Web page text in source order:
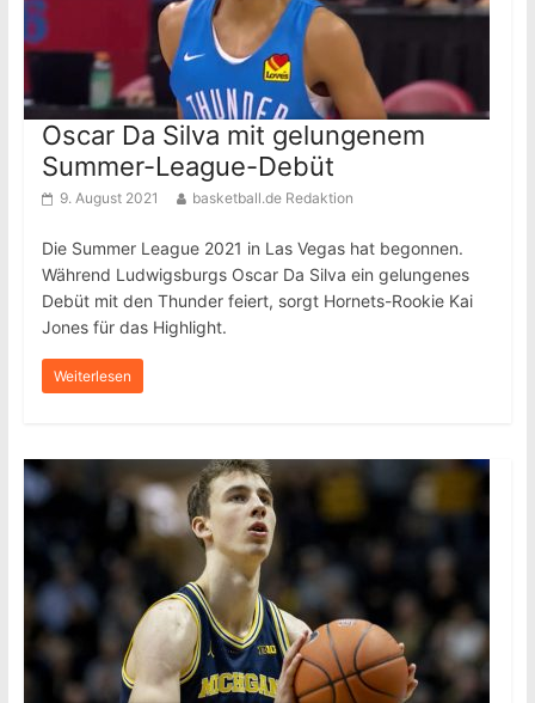
Oscar Da Silva mit gelungenem
Summer-League-Debüt
9. August 2021 basketball.de Redaktion
Die Summer League 2021 in Las Vegas hat begonnen.
Während Ludwigsburgs Oscar Da Silva ein gelungenes
Debüt mit den Thunder feiert, sorgt Hornets-Rookie Kai
Jones für das Highlight.
Weiterlesen